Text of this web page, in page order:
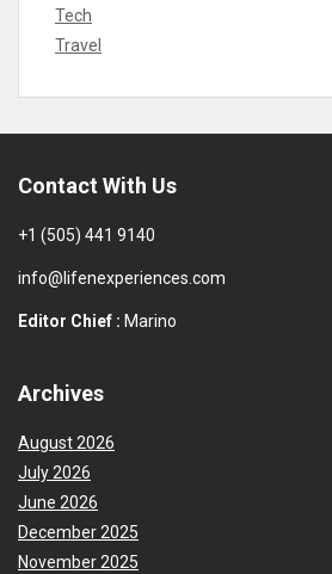
Tech
Travel
Contact With Us
+1 (505) 441 9140
info@lifenexperiences.com
Editor Chief : Marino
Archives
August 2026
July 2026
June 2026
December 2025
November 2025